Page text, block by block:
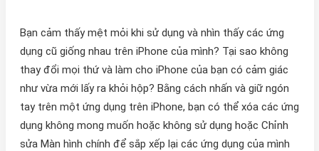
Bạn cảm thấy mệt mỏi khi sử dụng và nhìn thấy các ứng
dụng cũ giống nhau trên iPhone của mình? Tại sao không
thay đổi mọi thứ và làm cho iPhone của bạn có cảm giác
như vừa mới lấy ra khỏi hộp? Bằng cách nhấn và giữ ngón
tay trên một ứng dụng trên iPhone, bạn có thể xóa các ứng
dụng không mong muốn hoặc không sử dụng hoặc Chỉnh
sửa Màn hình chính để sắp xếp lại các ứng dụng của mình